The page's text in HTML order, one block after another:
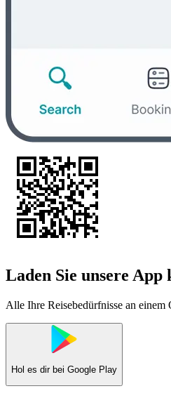
Laden Sie unsere App
Alle Ihre Reisebedürfnisse an einem
Hol es dir bei Google Play